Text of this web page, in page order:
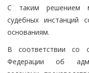
С таким решением
судебных инстанций
основаниям.
В соответствии со
Федерации об